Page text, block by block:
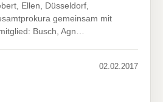
Ellen, Düsseldorf,
gemeinsam mit
Busch, Agn…
02.02.2017